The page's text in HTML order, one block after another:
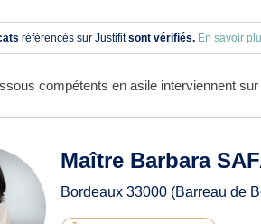
référencés sur Justifitsont vérifiés. En savoir
compétents en asile interviennent
en asile à
Maître Barbara
Bordeaux 33000 (Barreau de